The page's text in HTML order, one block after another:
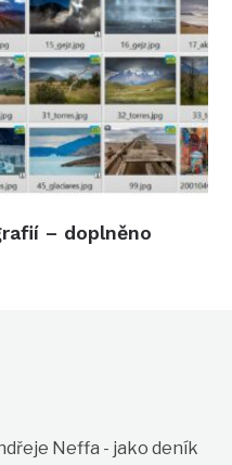
– doplněno
Neffa - jako deník